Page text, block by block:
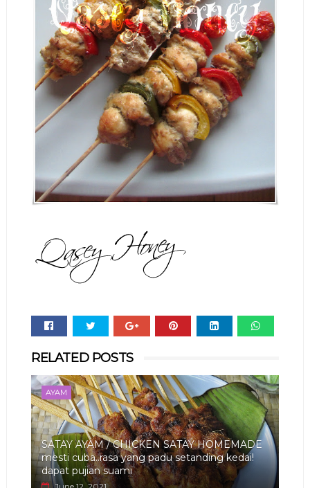
RELATED POSTS
AYAM
SATAY AYAM / CHICKEN SATAY HOMEMADE
mesti cuba..rasa yang padu setanding kedai!
dapat pujian suami